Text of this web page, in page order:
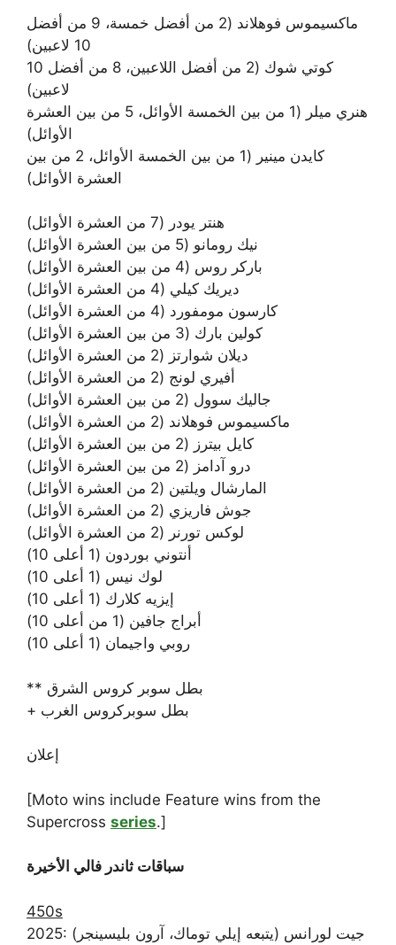
ماكسيموس فوهلاند (2 من أفضل خمسة، 9 من أفضل
10 لاعبين)
كوتي شوك (2 من أفضل اللاعبين، 8 من أفضل 10
لاعبين)
هنري ميلر (1 من بين الخمسة الأوائل، 5 من بين العشرة
الأوائل)
كايدن مينير (1 من بين الخمسة الأوائل، 2 من بين
العشرة الأوائل)
هنتر يودر (7 من العشرة الأوائل)
نيك رومانو (5 من بين العشرة الأوائل)
باركر روس (4 من بين العشرة الأوائل)
ديريك كيلي (4 من العشرة الأوائل)
كارسون مومفورد (4 من العشرة الأوائل)
كولين بارك (3 من بين العشرة الأوائل)
ديلان شوارتز (2 من العشرة الأوائل)
أفيري لونج (2 من العشرة الأوائل)
جاليك سوول (2 من بين العشرة الأوائل)
ماكسيموس فوهلاند (2 من العشرة الأوائل)
كايل بيترز (2 من بين العشرة الأوائل)
درو آدامز (2 من بين العشرة الأوائل)
المارشال ويلتين (2 من العشرة الأوائل)
جوش فاريزي (2 من العشرة الأوائل)
لوكس تورنر (2 من العشرة الأوائل)
أنتوني بوردون (1 أعلى 10)
لوك نيس (1 أعلى 10)
إيزيه كلارك (1 أعلى 10)
أبراج جافين (1 من أعلى 10)
روبي واجيمان (1 أعلى 10)
** بطل سوبر كروس الشرق
+ بطل سوبركروس الغرب
إعلان
[Moto wins include Feature wins from the
Supercross series.]
سباقات ثاندر فالي الأخيرة
450s
2025: جيت لورانس (يتبعه إيلي توماك، آرون بليسينجر)